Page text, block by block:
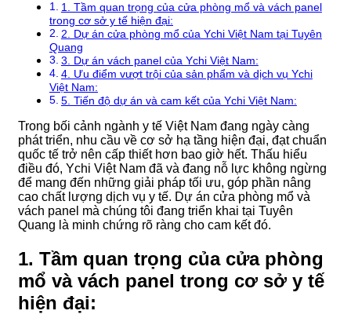
1. Tầm quan trọng của cửa phòng mổ và vách panel
trong cơ sở y tế hiện đại:
2. Dự án cửa phòng mổ của Ychi Việt Nam tại Tuyên
Quang
3. Dự án vách panel của Ychi Việt Nam:
4. Ưu điểm vượt trội của sản phẩm và dịch vụ Ychi
Việt Nam:
5. Tiến độ dự án và cam kết của Ychi Việt Nam:
Trong bối cảnh ngành y tế Việt Nam đang ngày càng
phát triển, nhu cầu về cơ sở hạ tầng hiện đại, đạt chuẩn
quốc tế trở nên cấp thiết hơn bao giờ hết. Thấu hiểu
điều đó, Ychi Việt Nam đã và đang nỗ lực không ngừng
để mang đến những giải pháp tối ưu, góp phần nâng
cao chất lượng dịch vụ y tế. Dự án cửa phòng mổ và
vách panel mà chúng tôi đang triển khai tại Tuyên
Quang là minh chứng rõ ràng cho cam kết đó.
1. Tầm quan trọng của cửa phòng
mổ và vách panel trong cơ sở y tế
hiện đại: